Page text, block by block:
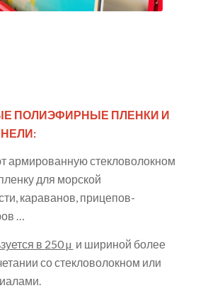
ПОЛИЭФИРНЫЕ ПЛЕНКИ И
армированную стекловолокном
для морской
караванов, прицепов-
…
в 250µ и шириной более
со стекловолокном или